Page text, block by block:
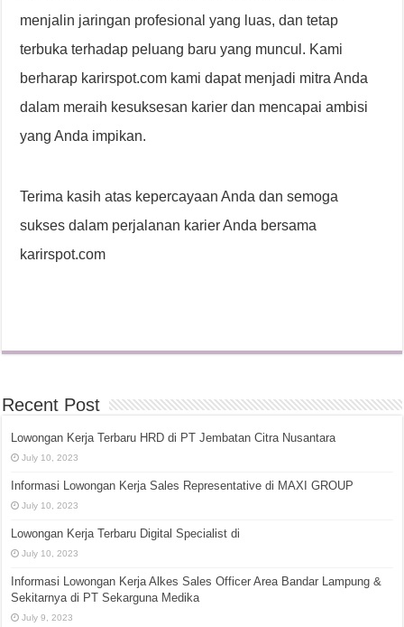
menjalin jaringan profesional yang luas, dan tetap
terbuka terhadap peluang baru yang muncul. Kami
berharap karirspot.com kami dapat menjadi mitra Anda
dalam meraih kesuksesan karier dan mencapai ambisi
yang Anda impikan.
Terima kasih atas kepercayaan Anda dan semoga
sukses dalam perjalanan karier Anda bersama
karirspot.com
Recent Post
Lowongan Kerja Terbaru HRD di PT Jembatan Citra Nusantara
July 10, 2023
Informasi Lowongan Kerja Sales Representative di MAXI GROUP
July 10, 2023
Lowongan Kerja Terbaru Digital Specialist di
July 10, 2023
Informasi Lowongan Kerja Alkes Sales Officer Area Bandar Lampung &
Sekitarnya di PT Sekarguna Medika
July 9, 2023